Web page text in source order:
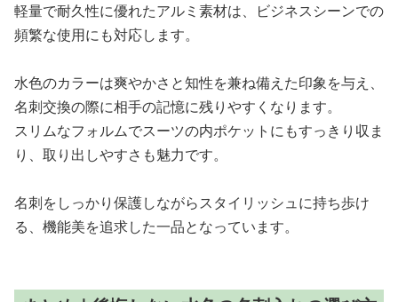
軽量で耐久性に優れたアルミ素材は、ビジネスシーンでの
頻繁な使用にも対応します。
水色のカラーは爽やかさと知性を兼ね備えた印象を与え、
名刺交換の際に相手の記憶に残りやすくなります。
スリムなフォルムでスーツの内ポケットにもすっきり収ま
り、取り出しやすさも魅力です。
名刺をしっかり保護しながらスタイリッシュに持ち歩け
る、機能美を追求した一品となっています。